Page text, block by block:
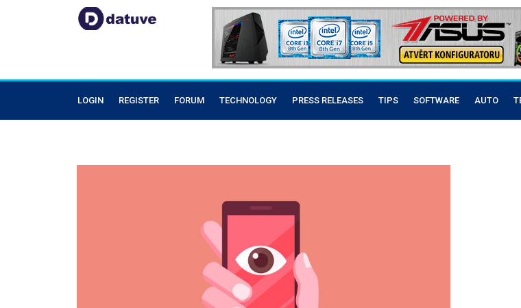
LOGIN REGISTER FORUM TECHNOLOGY PRESS RELEASES TIPS SOFTWARE AUTO